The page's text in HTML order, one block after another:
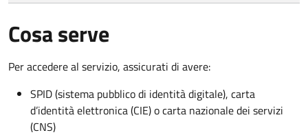
Cosa serve
Per accedere al servizio, assicurati di avere:
SPID (sistema pubblico di identità digitale), carta
d’identità elettronica (CIE) o carta nazionale dei servizi
(CNS)